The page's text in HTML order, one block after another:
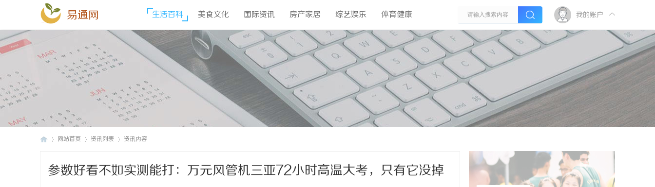
易通网 生活百科 美食文化 国际资讯 房产家居 综艺娱乐 体育健康 我的账户
网站首页 资讯列表 资讯内容
参数好看不如实测能打：万元风管机三亚72小时高温大考，只有它没掉